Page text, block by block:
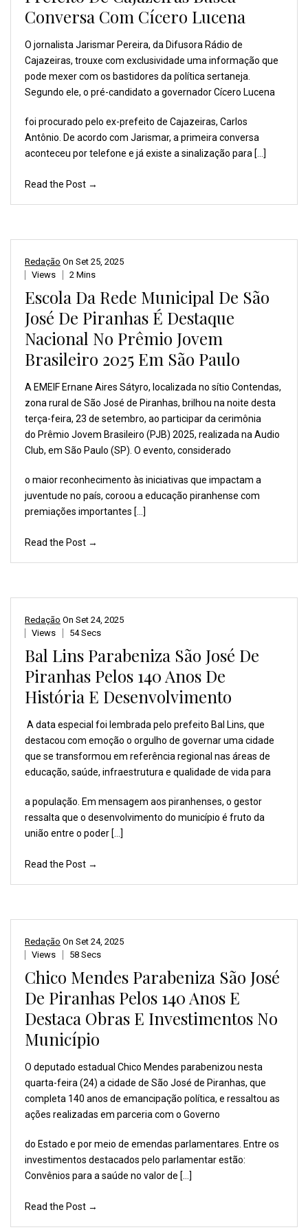
Conversa Com Cícero Lucena
O jornalista Jarismar Pereira, da Difusora Rádio de
Cajazeiras, trouxe com exclusividade uma informação que
pode mexer com os bastidores da política sertaneja.
Segundo ele, o pré-candidato a governador Cícero Lucena
foi procurado pelo ex-prefeito de Cajazeiras, Carlos
Antônio. De acordo com Jarismar, a primeira conversa
aconteceu por telefone e já existe a sinalização para […]
Read the Post →
Redação On Set 25, 2025
Views
2 Mins
Escola Da Rede Municipal De São
José De Piranhas É Destaque
Nacional No Prêmio Jovem
Brasileiro 2025 Em São Paulo
A EMEIF Ernane Aires Sátyro, localizada no sítio Contendas,
zona rural de São José de Piranhas, brilhou nanoite desta
terça-feira, 23 de setembro, ao participarda cerimônia
do Prêmio Jovem Brasileiro (PJB) 2025, realizada na Audio
Club, em São Paulo (SP). O evento, considerado
o maior reconhecimento às iniciativas que impactam a
juventude no país, coroou a educação piranhense com
premiações importantes […]
Read the Post →
Redação On Set 24, 2025
Views
54 Secs
Bal Lins Parabeniza São José De
Piranhas Pelos 140 Anos De
História E Desenvolvimento
A data especial foi lembradapelo prefeito Bal Lins, que
destacou com emoção o orgulho de governaruma cidade
que se transformou em referência regional nas áreas de
educação, saúde, infraestruturae qualidade de vida para
a população. Em mensagem aos piranhenses, o gestor
ressalta que o desenvolvimento do município é fruto da
união entre o poder […]
Read the Post →
Redação On Set 24, 2025
Views
58 Secs
Chico Mendes Parabeniza São José
De Piranhas Pelos 140 Anos E
Destaca Obras E Investimentos No
Município
O deputado estadual Chico Mendes parabenizou nesta
quarta-feira (24) a cidade de São José de Piranhas, que
completa 140 anos de emancipação política, e ressaltou as
ações realizadas em parceria com o Governo
do Estado e por meio de emendas parlamentares. Entre os
investimentos destacados pelo parlamentar estão:
Convênios para a saúde no valor de […]
Read the Post →